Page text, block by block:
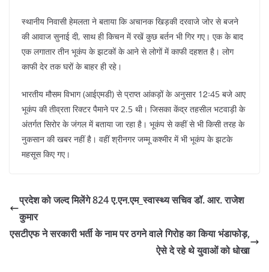
स्थानीय निवासी हेमलता ने बताया कि अचानक खिड़की दरवाजे जोर से बजने
की आवाज सुनाई दी, साथ ही किचन में रखें कुछ बर्तन भी गिर गए। एक के बाद
एक लगातार तीन भूकंप के झटकों के आने से लोगों में काफी दहशत है। लोग
काफी देर तक घरों के बाहर ही रहे।
भारतीय मौसम विभाग (आईएमडी) से प्राप्त आंकड़ों के अनुसार 12ः45 बजे आए
भूकंप की तीव्रता रिक्टर पैमाने पर 2.5 थी। जिसका केंद्र तहसील भटवाड़ी के
अंतर्गत सिरोर के जंगल में बताया जा रहा है। भूकंप से कहीं से भी किसी तरह के
नुकसान की खबर नहीं है। वहीं श्रीनगर जम्मू कश्मीर में भी भूकंप के झटके
महसूस किए गए।
प्रदेश को जल्द मिलेंगे 824 ए.एन.एम_स्वास्थ्य सचिव डॉ. आर. राजेश
कुमार
एसटीएफ ने सरकारी भर्ती के नाम पर ठगने वाले गिरोह का किया भंडाफोड़,
ऐसे दे रहे थे युवाओं को धोखा